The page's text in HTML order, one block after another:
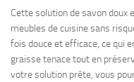
Cette solution de savon doux
meubles de cuisine sans
fois douce et efficace, ce qui
graisse tenace tout en
votre solution prête, vous